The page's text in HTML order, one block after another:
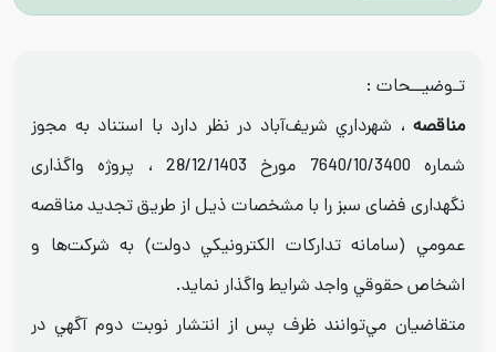
تـوضیــحات :
مناقصه ، شهرداري شريف‌آباد در نظر دارد با استناد به مجوز
شماره 7640/10/3400 مورخ 28/12/1403 ، پروژه واگذاری
نگهداری فضای سبز را با مشخصات ذيل از طريق تجدید مناقصه
عمومي (سامانه تداركات الكترونيكي دولت) به شرکت‌ها و
اشخاص حقوقي واجد شرايط واگذار نمايد.
متقاضيان مي‌توانند ظرف پس از انتشار نوبت دوم آگهي در